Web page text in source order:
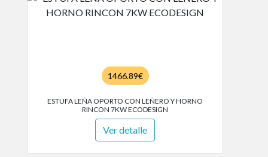
1466.89€
ESTUFA LEÑA OPORTO CON LEÑERO Y HORNO
RINCON 7KW ECODESIGN
Ver detalle